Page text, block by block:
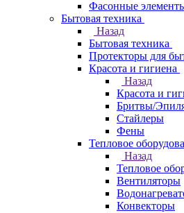
Фасонные
Бытовая техника
Назад
Бытовая техника
Протекторы для
Красота и гигиена
Назад
Красота и
Бритвы/
Стайлеры
Фены
Тепловое
Назад
Тепловое
Вентиляторы
Конвекторы